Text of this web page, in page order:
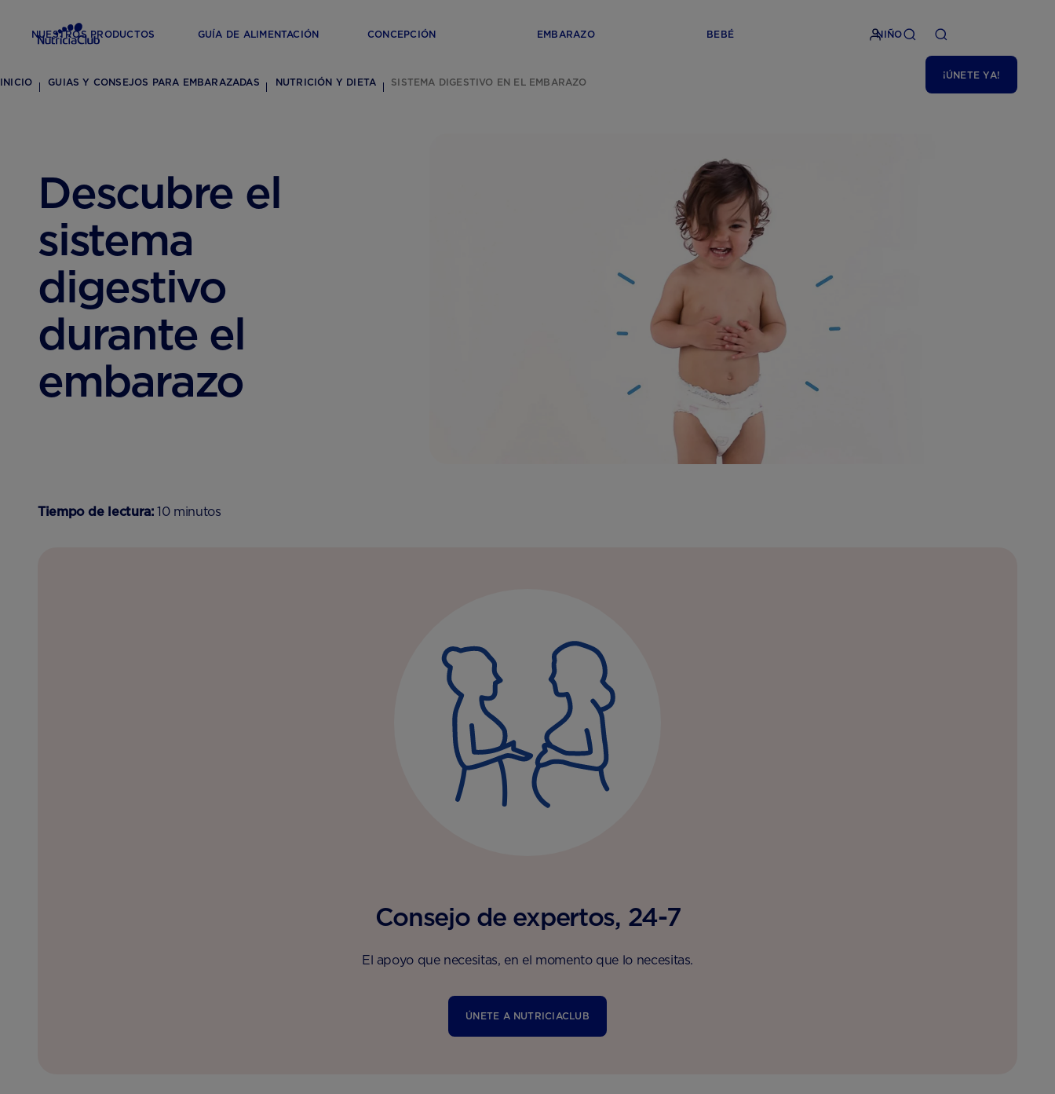
¡ÚNETE YA!
NUESTROS PRODUCTOS GUÍA DE ALIMENTACIÓN CONCEPCIÓN EMBARAZO BEBÉ NIÑO
INICIO GUIAS Y CONSEJOS PARA EMBARAZADAS NUTRICIÓN Y DIETA SISTEMA DIGESTIVO EN EL EMBARAZO
Descubre el
sistema
digestivo
durante el
embarazo
Tiempo de lectura:10 minutos
Consejo de expertos, 24-7
El apoyo que necesitas, en el momento que lo necesitas.
ÚNETE A NUTRICIACLUB